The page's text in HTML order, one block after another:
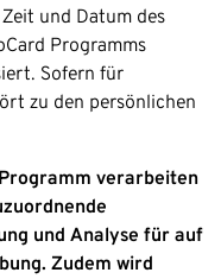
und Datum des
Programms
Sofern für
zu den persönlichen
verarbeiten
und Analyse für auf
Zudem wird